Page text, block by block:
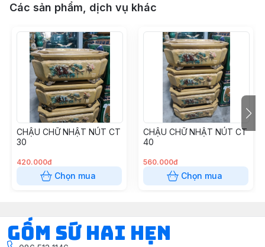
Các sản phẩm, dịch vụ khác
CHẬU CHỮ NHẬT NÚT CT
30
420.000đ
Chọn mua
CHẬU CHỮ NHẬT NÚT CT
40
560.000đ
Chọn mua
Gốm Sứ Hai Hẹn